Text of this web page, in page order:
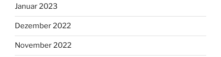
Januar 2023
Dezember 2022
November 2022